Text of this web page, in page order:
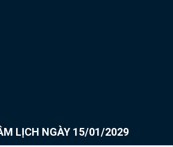
LỊCH NGÀY 15/01/2029